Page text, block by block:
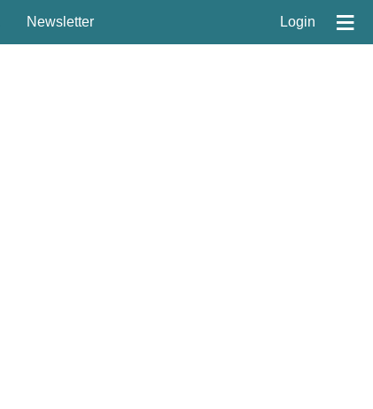
Newsletter Login ≡